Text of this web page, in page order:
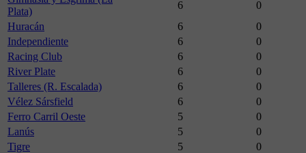
Plata)
6
0
Huracán
6
0
Independiente
6
0
Racing Club
6
0
River Plate
6
0
Talleres (R. Escalada)
6
0
Vélez Sársfield
6
0
Ferro Carril Oeste
5
0
Lanús
5
0
Tigre
5
0